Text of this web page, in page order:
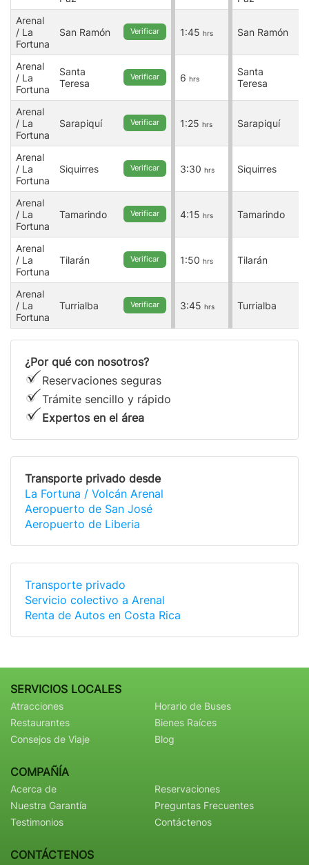
Arenal
/ La
Fortuna
San Ramón Verificar 1:45 hrs San Ramón
Arenal
/ La
Fortuna
Santa
Teresa
Verificar 6 hrs
Santa
Teresa
Arenal
/ La
Fortuna
Sarapiquí Verificar 1:25 hrs Sarapiquí
Arenal
/ La
Fortuna
Siquirres Verificar 3:30 hrs Siquirres
Arenal
/ La
Fortuna
Tamarindo Verificar 4:15 hrs Tamarindo
Arenal
/ La
Fortuna
Tilarán Verificar 1:50 hrs Tilarán
Arenal
/ La
Fortuna
Turrialba Verificar 3:45 hrs Turrialba
¿Por qué con nosotros?
Reservaciones seguras
Trámite sencillo y rápido
Expertos en el área
Transporte privado desde
La Fortuna / Volcán Arenal
Aeropuerto de San José
Aeropuerto de Liberia
Transporte privado
Servicio colectivo a Arenal
Renta de Autos en Costa Rica
SERVICIOS LOCALES
Atracciones
Restaurantes
Consejos de Viaje
Horario de Buses
Bienes Raíces
Blog
COMPAÑÍA
Acerca de
Nuestra Garantía
Testimonios
Reservaciones
Preguntas Frecuentes
Contáctenos
CONTÁCTENOS